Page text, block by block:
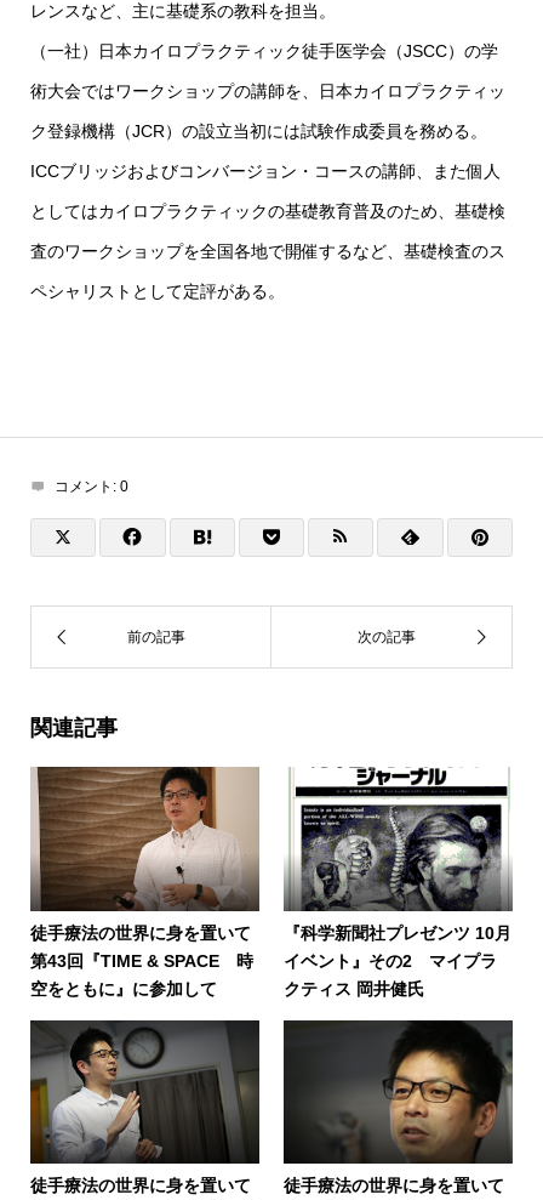
レンスなど、主に基礎系の教科を担当。
（一社）日本カイロプラクティック徒手医学会（JSCC）の学
術大会ではワークショップの講師を、日本カイロプラクティッ
ク登録機構（JCR）の設立当初には試験作成委員を務める。
ICCブリッジおよびコンバージョン・コースの講師、また個人
としてはカイロプラクティックの基礎教育普及のため、基礎検
査のワークショップを全国各地で開催するなど、基礎検査のス
ペシャリストとして定評がある。
コメント: 0
関連記事
徒手療法の世界に身を置いて
第43回『TIME & SPACE 時
空をともに』に参加して
『科学新聞社プレゼンツ 10月
イベント』その2 マイプラ
クティス 岡井健氏
徒手療法の世界に身を置いて
徒手療法の世界に身を置いて